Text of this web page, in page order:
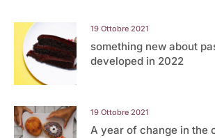
19 Ottobre 2021
something new about
developed in 2022
19 Ottobre 2021
A year of change in the